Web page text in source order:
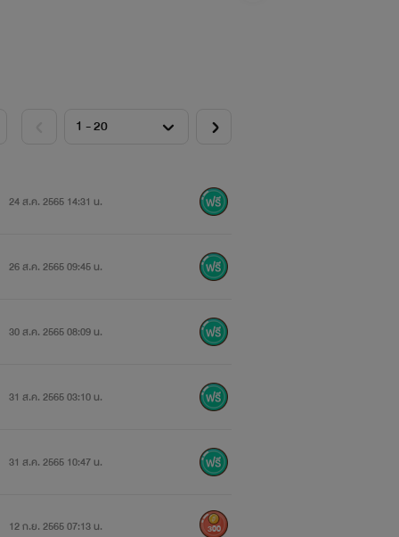
24 ส.ค. 2565 14:31 น.
26 ส.ค. 2565 09:45 น.
30 ส.ค. 2565 08:09 น.
31 ส.ค. 2565 03:10 น.
31 ส.ค. 2565 10:47 น.
12 ก.ย. 2565 07:13 น. 300